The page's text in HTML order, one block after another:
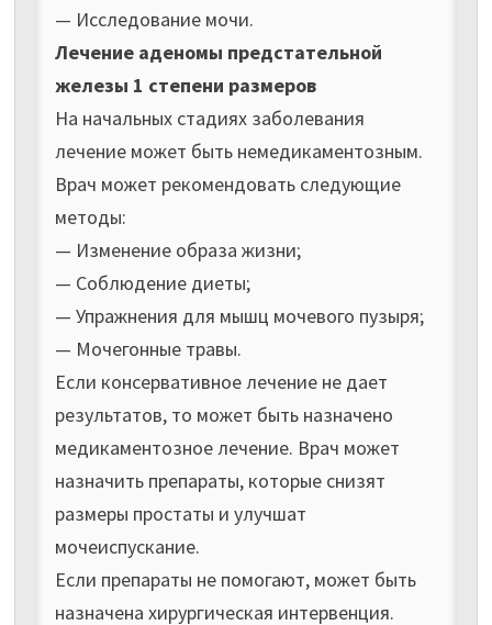
— Исследование мочи.
Лечение аденомы предстательной
железы 1 степени размеров
На начальных стадиях заболевания
лечение может быть немедикаментозным.
Врач может рекомендовать следующие
методы:
— Изменение образа жизни;
— Соблюдение диеты;
— Упражнения для мышц мочевого пузыря;
— Мочегонные травы.
Если консервативное лечение не дает
результатов, то может быть назначено
медикаментозное лечение. Врач может
назначить препараты, которые снизят
размеры простаты и улучшат
мочеиспускание.
Если препараты не помогают, может быть
назначена хирургическая интервенция.